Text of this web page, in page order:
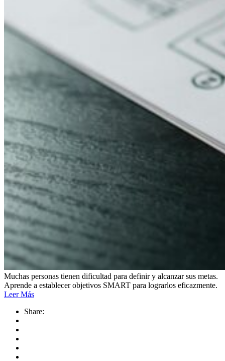
Muchas personas tienen dificultad para definir y alcanzar sus metas.
Aprende a establecer objetivos SMART para lograrlos eficazmente.
Leer Más
Share: